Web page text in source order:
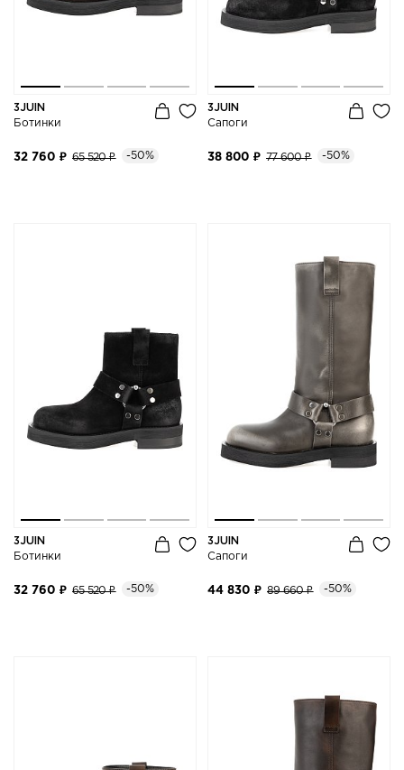
3JUIN
Ботинки
32 760 ₽ 65 520 ₽ -50%
3JUIN
Сапоги
38 800 ₽ 77 600 ₽ -50%
3JUIN
Ботинки
32 760 ₽ 65 520 ₽ -50%
3JUIN
Сапоги
44 830 ₽ 89 660 ₽ -50%